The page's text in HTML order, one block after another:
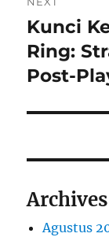
Next
post:
Kunci
Ring:
Post-
Archives
Agustus